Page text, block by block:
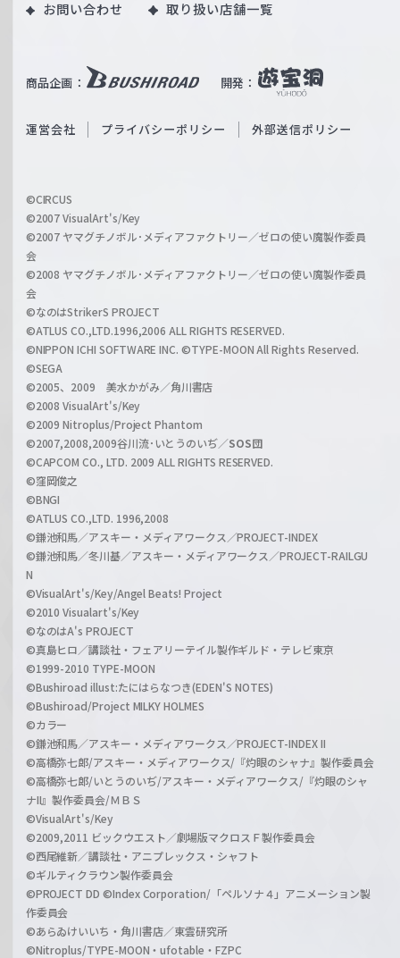
W
ß
c
a
r
z
商品企画： 開発：
u
b
O
i
l
h
a
n
l
お問い合わせ 取り扱い店舗一覧
運営会社 プライバシーポリシー 外部送信ポリシー
©CIRCUS
©2007 VisualArt's/Key
©2007 ヤマグチノボル･メディアファクトリー／ゼロの使い魔製作委員
会
©2008 ヤマグチノボル･メディアファクトリー／ゼロの使い魔製作委員
会
©なのはStrikerS PROJECT
©ATLUS CO.,LTD.1996,2006 ALL RIGHTS RESERVED.
©NIPPON ICHI SOFTWARE INC. ©TYPE-MOON All Rights Reserved.
©SEGA
©2005、2009 美水かがみ／角川書店
©2008 VisualArt's/Key
©2009 Nitroplus/Project Phantom
©2007,2008,2009谷川流･いとうのいぢ／SOS団
©CAPCOM CO., LTD. 2009 ALL RIGHTS RESERVED.
©窪岡俊之
©BNGI
©ATLUS CO.,LTD. 1996,2008
©鎌池和馬／アスキー・メディアワークス／PROJECT-INDEX
©鎌池和馬／冬川基／アスキー・メディアワークス／PROJECT-RAILGU
N
©VisualArt's/Key/Angel Beats! Project
©2010 Visualart's/Key
©なのはA's PROJECT
©真島ヒロ／講談社・フェアリーテイル製作ギルド・テレビ東京
©1999-2010 TYPE-MOON
©Bushiroad illust:たにはらなつき(EDEN'S NOTES)
©Bushiroad/Project MILKY HOLMES
©カラー
©鎌池和馬／アスキー・メディアワークス／PROJECT-INDEX II
©高橋弥七郎/アスキー・メディアワークス/『灼眼のシャナ』製作委員会
©高橋弥七郎/いとうのいぢ/アスキー・メディアワークス/『灼眼のシャ
ナII』製作委員会/ＭＢＳ
©VisualArt's/Key
©2009,2011 ビックウエスト／劇場版マクロスＦ製作委員会
©西尾維新／講談社・アニプレックス・シャフト
©ギルティクラウン製作委員会
©PROJECT DD ©Index Corporation/「ペルソナ４」アニメーション製
作委員会
©あらゐけいいち・角川書店／東雲研究所
©Nitroplus/TYPE-MOON・ufotable・FZPC